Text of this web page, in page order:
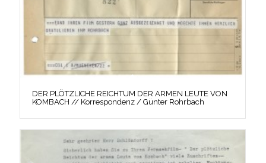
DER PLÖTZLICHE REICHTUM DER ARMEN LEUTE VON
KOMBACH // Korrespondenz / Günter Rohrbach